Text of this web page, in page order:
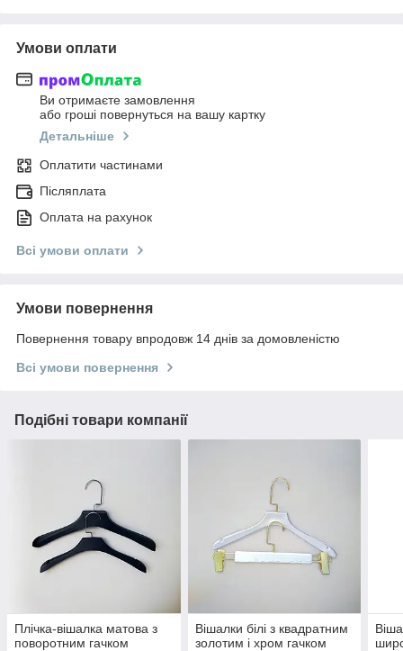
Умови оплати
Ви отримаєте замовлення
або гроші повернуться на вашу картку
Детальніше
Оплатити частинами
Післяплата
Оплата на рахунок
Всі умови оплати
Умови повернення
Повернення товару впродовж 14 днів за домовленістю
Всі умови повернення
Подібні товари компанії
Плічка-вішалка матова з
поворотним гачком
Вішалки білі з квадратним
золотим і хром гачком